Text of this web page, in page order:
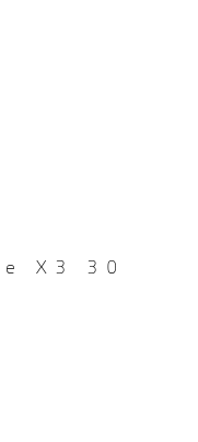
X3 30